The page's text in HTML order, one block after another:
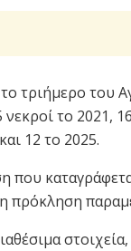
το τριήμερο του
το 2021,
12 το 2025.
που
πρόκληση